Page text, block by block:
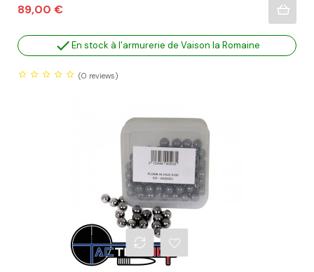
Prix
89,00 €
En stock à l'armurerie de Vaison la Romaine
(0 reviews)